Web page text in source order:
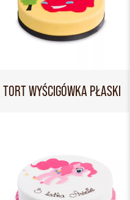
TORT WYŚCIGÓWKA PŁASKI